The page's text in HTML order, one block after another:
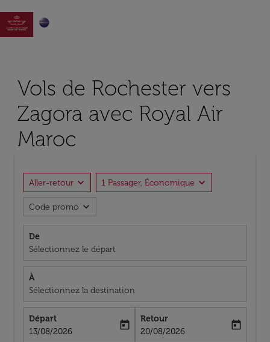

Vols de Rochester vers
Zagora avec Royal Air
Maroc
Aller-retour expand_more 1 Passager, Économique expand_more
Code promo expand_more
De
Sélectionnez le départ
À
Sélectionnez la destination
Départ
fc-booking-departure-date-aria-label
13/08/2026
today
Retour
fc-booking-return-date-aria-label
20/08/2026
today